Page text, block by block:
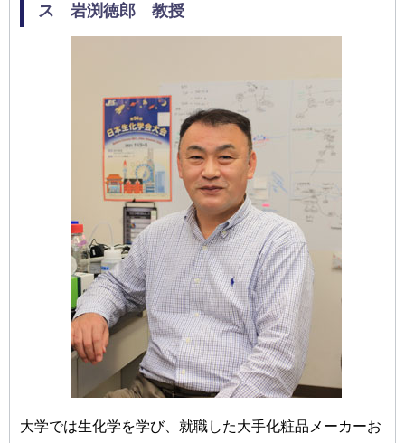
ス 岩渕徳郎 教授
大学では生化学を学び、就職した大手化粧品メーカーお